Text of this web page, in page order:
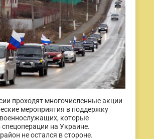
проходят многочисленные акции
мероприятия в поддержку
которые
спецоперации на Украине.
не остался в стороне.